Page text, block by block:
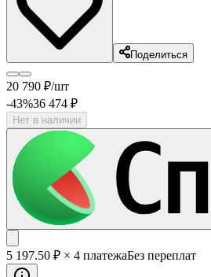
Поделиться
20 790 ₽/шт
-43%36 474 ₽
Нет в наличии
5 197.50 ₽ × 4 платежаБез переплат